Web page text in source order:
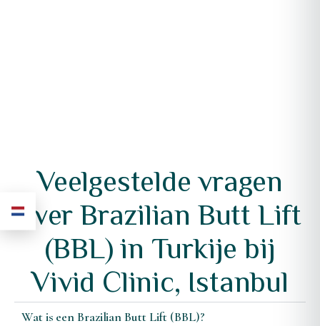
Veelgestelde vragen
over Brazilian Butt Lift
(BBL) in Turkije bij
Vivid Clinic, Istanbul
Wat is een Brazilian Butt Lift (BBL)?